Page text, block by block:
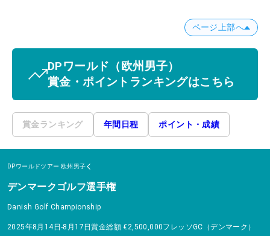
ページ上部へ
DPワールド （欧州男子）
賞金・ポイントランキングはこちら
賞金ランキング 年間日程 ポイント・成績
DPワールドツアー 欧州男子
デンマークゴルフ選手権
Danish Golf Championship
2025年8月14日-8月17日賞金総額 €2,500,000フレッソGC（デンマーク）